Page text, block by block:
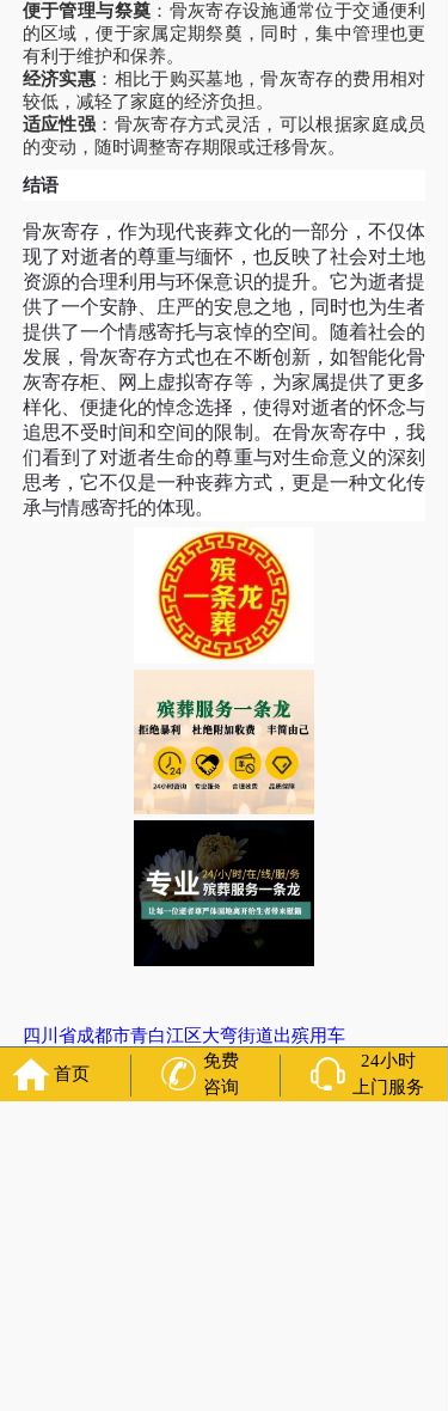
便于管理与祭奠 ：骨灰寄存设施通常位于交通便利
的区域，便于家属定期祭奠，同时，集中管理也更
有利于维护和保养。
经济实惠 ：相比于购买墓地，骨灰寄存的费用相对
较低，减轻了家庭的经济负担。
适应性强 ：骨灰寄存方式灵活，可以根据家庭成员
的变动，随时调整寄存期限或迁移骨灰。
结语
骨灰寄存，作为现代丧葬文化的一部分，不仅体
现了对逝者的尊重与缅怀，也反映了社会对土地
资源的合理利用与环保意识的提升。它为逝者提
供了一个安静、庄严的安息之地，同时也为生者
提供了一个情感寄托与哀悼的空间。随着社会的
发展，骨灰寄存方式也在不断创新，如智能化骨
灰寄存柜、网上虚拟寄存等，为家属提供了更多
样化、便捷化的悼念选择，使得对逝者的怀念与
追思不受时间和空间的限制。在骨灰寄存中，我
们看到了对逝者生命的尊重与对生命意义的深刻
思考，它不仅是一种丧葬方式，更是一种文化传
承与情感寄托的体现。
四川省成都市青白江区大弯街道出殡用车
上一篇: 四川省成都市龙泉驿区大面街道灵车预约
首页
免费
咨询
24小时
上门服务